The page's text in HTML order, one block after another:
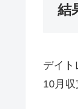
結
デイト
10月